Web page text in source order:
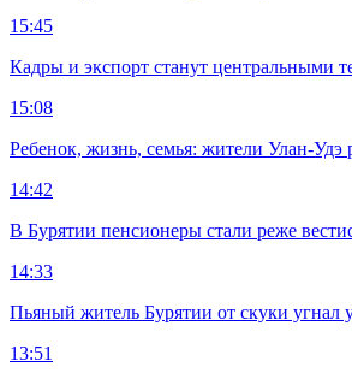
15:45
Кадры и экспорт станут центральными
15:08
Ребенок, жизнь, семья: жители Улан-Удэ
14:42
В Бурятии пенсионеры стали реже
14:33
Пьяный житель Бурятии от скуки угнал
13:51